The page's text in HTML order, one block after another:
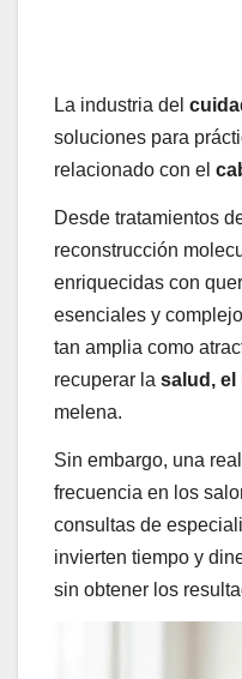
La industria del
soluciones para
relacionado con el
Desde tratamientos
reconstrucción
enriquecidas con
esenciales y
tan amplia como
recuperar la salud, el
melena.
Sin embargo, una
frecuencia en los
consultas de
invierten tiempo y
sin obtener los